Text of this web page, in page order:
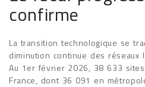
confirme
La transition technologique se
diminution continue des réseaux
Au 1er février 2026, 38 633
France, dont 36 091 en